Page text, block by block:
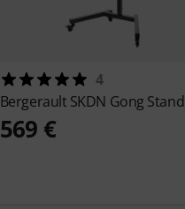
4
Bergerault SKDN Gong Stand
569 €